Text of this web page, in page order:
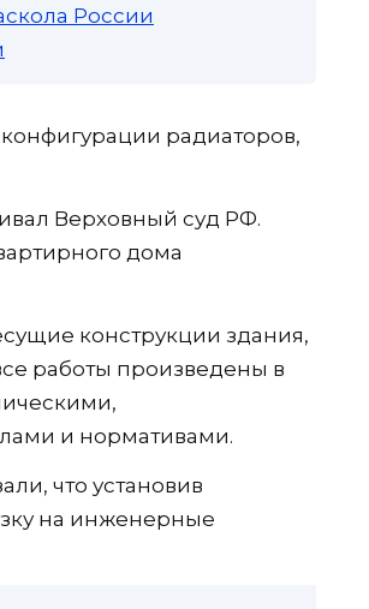
России
радиаторов,
Верховный суд РФ.
дома
конструкции здания,
работы произведены в
и нормативами.
что установив
на инженерные